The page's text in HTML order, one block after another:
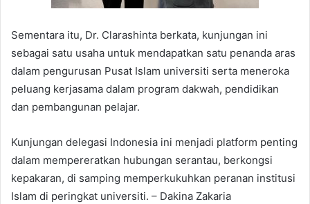
Sementara itu, Dr. Clarashinta berkata, kunjungan ini
sebagai satu usaha untuk mendapatkan satu penanda aras
dalam pengurusan Pusat Islam universiti serta meneroka
peluang kerjasama dalam program dakwah, pendidikan
dan pembangunan pelajar.
Kunjungan delegasi Indonesia ini menjadi platform penting
dalam mempereratkan hubungan serantau, berkongsi
kepakaran, di samping memperkukuhkan peranan institusi
Islam di peringkat universiti. – Dakina Zakaria